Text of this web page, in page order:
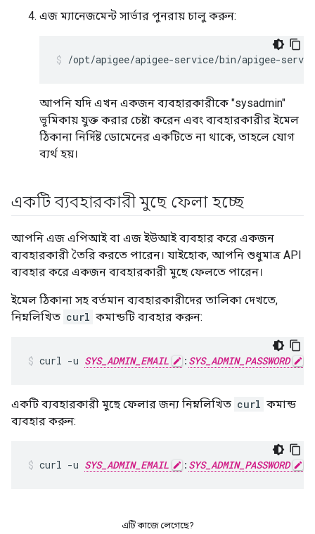
এজ ম্যানেজমেন্ট সার্ভার পুনরায় চালু করুন:
/opt/apigee/apigee-service/bin/apigee-
আপনি যদি এখন একজন ব্যবহারকারীকে "sysadmin"
ভূমিকায় যুক্ত করার চেষ্টা করেন এবং ব্যবহারকারীর ইমেল
ঠিকানা নির্দিষ্ট ডোমেনের একটিতে না থাকে, তাহলে যোগ
ব্যর্থ হয়।
একটি ব্যবহারকারী মুছে ফেলা হচ্ছে
আপনি এজ এপিআই বা এজ ইউআই ব্যবহার করে একজন
ব্যবহারকারী তৈরি করতে পারেন। যাইহোক, আপনি শুধুমাত্র API
ব্যবহার করে একজন ব্যবহারকারী মুছে ফেলতে পারেন।
ইমেল ঠিকানা সহ বর্তমান ব্যবহারকারীদের তালিকা দেখতে,
নিম্নলিখিত curl কমান্ডটি ব্যবহার করুন:
curl -u SYS_ADMIN_EMAIL : SYS_ADMIN_PASSWORD
একটি ব্যবহারকারী মুছে ফেলার জন্য নিম্নলিখিত curl কমান্ড
ব্যবহার করুন:
curl -u SYS_ADMIN_EMAIL : SYS_ADMIN_PASSWORD -
এটি কাজে লেগেছে?